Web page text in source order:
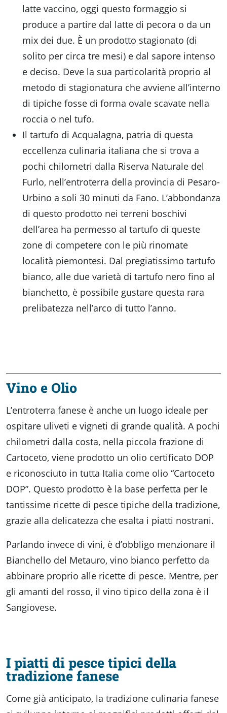
latte vaccino, oggi questo formaggio si
produce a partire dal latte di pecora o da un
mix dei due. È un prodotto stagionato (di
solito per circa tre mesi) e dal sapore intenso
e deciso. Deve la sua particolarità proprio al
metodo di stagionatura che avviene all’interno
di tipiche fosse di forma ovale scavate nella
roccia o nel tufo.
Il tartufo di Acqualagna, patria di questa
eccellenza culinaria italiana che si trova a
pochi chilometri dalla Riserva Naturale del
Furlo, nell’entroterra della provincia di Pesaro-
Urbino a soli 30 minuti da Fano. L’abbondanza
di questo prodotto nei terreni boschivi
dell’area ha permesso al tartufo di queste
zone di competere con le più rinomate
località piemontesi. Dal pregiatissimo tartufo
bianco, alle due varietà di tartufo nero fino al
bianchetto, è possibile gustare questa rara
prelibatezza nell’arco di tutto l’anno.
Vino e Olio
L’entroterra fanese è anche un luogo ideale per
ospitare uliveti e vigneti di grande qualità. A pochi
chilometri dalla costa, nella piccola frazione di
Cartoceto, viene prodotto un olio certificato DOP
e riconosciuto in tutta Italia come olio “Cartoceto
DOP”. Questo prodotto è la base perfetta per le
tantissime ricette di pesce tipiche della tradizione,
grazie alla delicatezza che esalta i piatti nostrani.
Parlando invece di vini, è d’obbligo menzionare il
Bianchello del Metauro, vino bianco perfetto da
abbinare proprio alle ricette di pesce. Mentre, per
gli amanti del rosso, il vino tipico della zona è il
Sangiovese.
I piatti di pesce tipici della
tradizione fanese
Come già anticipato, la tradizione culinaria fanese